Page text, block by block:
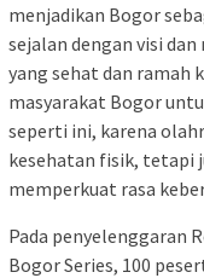
menjadikan Bogor
sejalan dengan visi
yang sehat dan ramah
masyarakat Bogor
seperti ini, karena
kesehatan fisik, tetapi
memperkuat rasa
Pada penyelenggaran
Bogor Series, 100